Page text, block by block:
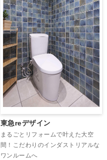
東急reデザイン
まるごとリフォームで叶えた大空
間！こだわりのインダストリアルな
ワンルームへ